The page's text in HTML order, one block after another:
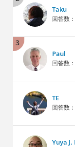
Taku
回答数：
3
Paul
回答数：
TE
回答数：
Yuya J.